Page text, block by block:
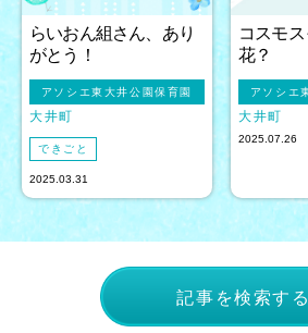
らいおん組さん、あり
がとう！
アソシエ東大井公園保育園
大井町
できごと
2025.03.31
コスモ
花？
アソシエ
大井町
2025.07.26
記事を検索する